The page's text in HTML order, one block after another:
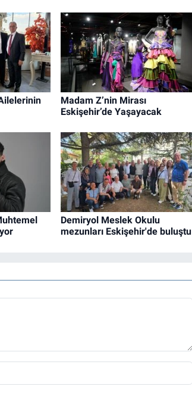
Madam Z’nin Mirası
Eskişehir’de Yaşayacak
Demiryol Meslek Okulu
mezunları Eskişehir'de buluştu